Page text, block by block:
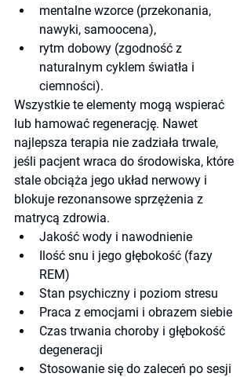
mentalne wzorce (przekonania,
nawyki, samoocena),
rytm dobowy (zgodność z
naturalnym cyklem światła i
ciemności).
Wszystkie te elementy mogą wspierać
lub hamować regenerację. Nawet
najlepsza terapia nie zadziała trwale,
jeśli pacjent wraca do środowiska, które
stale obciąża jego układ nerwowy i
blokuje rezonansowe sprzężenia z
matrycą zdrowia.
Jakość wody i nawodnienie
Ilość snu i jego głębokość (fazy
REM)
Stan psychiczny i poziom stresu
Praca z emocjami i obrazem siebie
Czas trwania choroby i głębokość
degeneracji
Stosowanie się do zaleceń po sesji